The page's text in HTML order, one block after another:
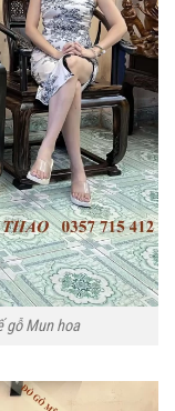
gỗ Mun hoa